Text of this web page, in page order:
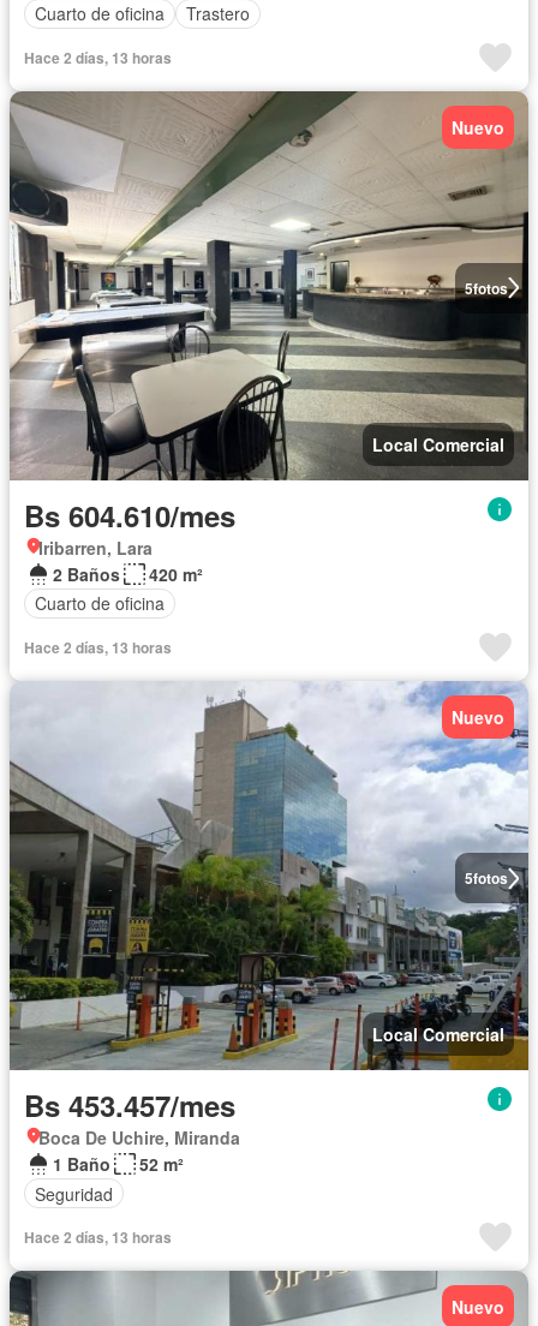
Cuarto de oficina
Trastero
Hace 2 días, 13 horas
5fotos
Nuevo
Local Comercial
Bs 604.610/mes
Iribarren, Lara
2 Baños
420 m²
Cuarto de oficina
Hace 2 días, 13 horas
5fotos
Nuevo
Local Comercial
Bs 453.457/mes
Boca De Uchire, Miranda
1 Baño
52 m²
Seguridad
Hace 2 días, 13 horas
Nuevo